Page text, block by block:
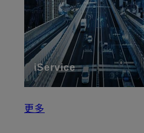
iService
更多